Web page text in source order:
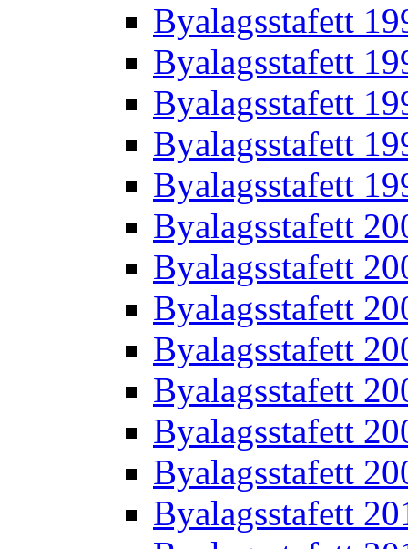
Byalagsstafett
Byalagsstafett
Byalagsstafett
Byalagsstafett
Byalagsstafett
Byalagsstafett
Byalagsstafett
Byalagsstafett
Byalagsstafett
Byalagsstafett
Byalagsstafett
Byalagsstafett
Byalagsstafett